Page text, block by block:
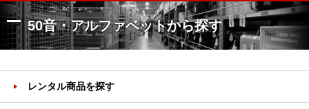
50音・アルファベットから探す
レンタル商品を探す